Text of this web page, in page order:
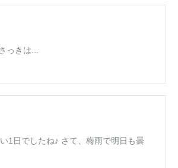
っきは...
1日でしたね♪ さて、梅雨で明日も曇